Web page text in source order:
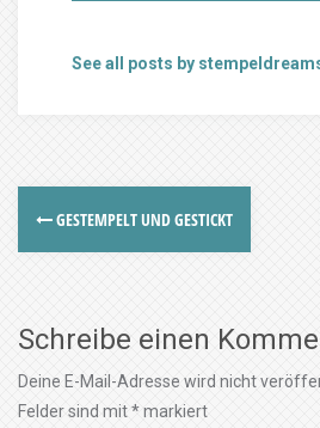
See all posts by
GESTEMPELT UND GESTICKT
Schreibe einen
Deine E-Mail-Adresse wird nicht
Felder sind mit*markiert